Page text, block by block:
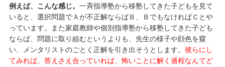
例えば、こんな感じ。 一斉指導塾から移塾してきた子どもを見て
いると、選択問題でＡが不正解ならばＢ、ＢでもなければＣとや
っています。また家庭教師や個別指導塾から移塾してきた子ども
ならば、問題に取り組むというよりも、先生の様子や顔色を窺
い、メンタリストのごとく正解を引き出そうとします。 彼らにし
てみれば、答えさえ合っていれば、怖いことに解く過程なんてど